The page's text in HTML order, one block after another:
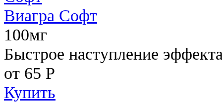
Виагра Софт
100мг
Быстрое наступление
от 65 Р
Купить